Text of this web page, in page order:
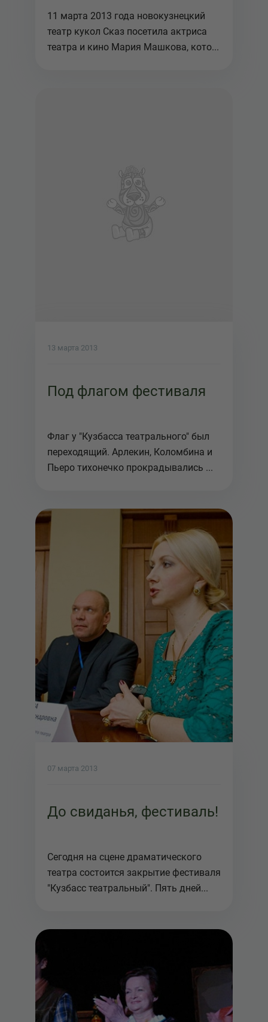
сотрудничестве с
театром кукол из
Америки
11 марта 2013 года новокузнецкий
театр кукол Сказ посетила актриса
театра и кино Мария Машкова, кото...
13 марта 2013
Под флагом фестиваля
Флаг у "Кузбасса театрального" был
переходящий. Арлекин, Коломбина и
Пьеро тихонечко прокрадывались ...
07 марта 2013
До свиданья, фестиваль!
Сегодня на сцене драматического
театра состоится закрытие фестиваля
"Кузбасс театральный". Пять дней...